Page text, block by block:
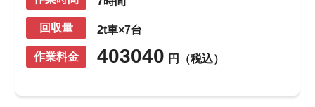
回収量 2t車×7台
作業料金 403040 円（税込）